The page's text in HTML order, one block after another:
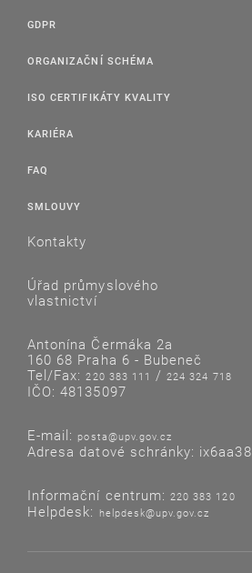
GDPR
ORGANIZAČNÍ SCHÉMA
ISO CERTIFIKÁTY KVALITY
KARIÉRA
FAQ
SMLOUVY
Kontakty
Úřad průmyslového
vlastnictví
Antonína Čermáka 2a
160 68 Praha 6 - Bubeneč
Tel/Fax:220 383 111 /224 324 718
IČO: 48135097
E-mail: posta@upv.gov.cz
Adresa datové schránky: ix6aa38
Informační centrum: 220 383 120
Helpdesk: helpdesk@upv.gov.cz